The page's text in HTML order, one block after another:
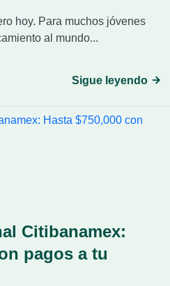
hoy. Para muchos jóvenes
al mundo...
Sigue leyendo
Citibanamex:
pagos a tu